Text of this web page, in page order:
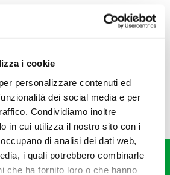
i cookie
personalizzare contenuti ed
dei social media e per
Condividiamo inoltre
in cui utilizza il nostro sito con i
di analisi dei dati web,
i quali potrebbero combinarle
che ha fornito loro o che hanno